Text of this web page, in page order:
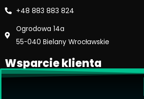
+48 883 883 824
Ogrodowa 14a
55-040 Bielany Wrocławskie
Wsparcie klienta